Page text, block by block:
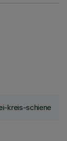
kreis-schiene